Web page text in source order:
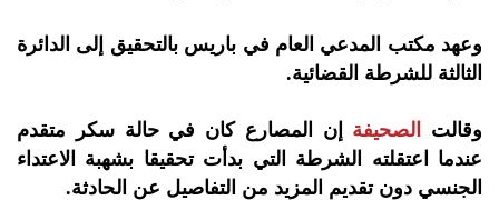
وعهد مكتب المدعي العام في باريس بالتحقيق إلى الدائرة
الثالثة للشرطة القضائية.
وقالت الصحيفة إن المصارع كان في حالة سكر متقدم
عندما اعتقلته الشرطة التي بدأت تحقيقا بشهبة الاعتداء
الجنسي دون تقديم المزيد من التفاصيل عن الحادثة.